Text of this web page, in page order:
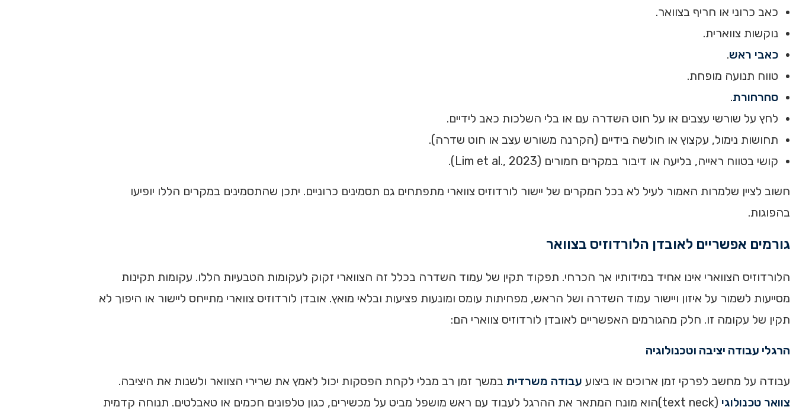
כאב כרוני או חריף בצוואר.
נוקשות צווארית.
כאבי ראש.
טווח תנועה מופחת.
סחרחורת.
לחץ על שורשי עצבים או על חוט השדרה עם או בלי השלכות כאב לידיים.
תחושות נימול, עקצוץ או חולשה בידיים (הקרנה משורש עצב או חוט שדרה).
קושי בטווח ראייה, בליעה או דיבור במקרים חמורים (Lim et al., 2023).
חשוב לציין שלמרות האמור לעיל לא בכל המקרים של יישור לורדוזיס צווארי מתפתחים גם תסמינים כרוניים. יתכן שהתסמינים במקרים הללו יופיעו
בהפוגות.
גורמים אפשריים לאובדן הלורדוזיס בצוואר
הלורדוזיס הצווארי אינו אחיד במידותיו אך הכרחי. תפקוד תקין של עמוד השדרה בכלל זה הצווארי זקוק לעקומות הטבעיות הללו. עקומות תקינות
מסייעות לשמור על איזון ויישור עמוד השדרה ושל הראש, מפחיתות עומס ומונעות פציעות ובלאי מואץ. אובדן לורדוזיס צווארי מתייחס ליישור או היפוך לא
תקין של עקומה זו. חלק מהגורמים האפשריים לאובדן לורדוזיס צווארי הם:
הרגלי עבודה יציבה וטכנולוגיה
עבודה על מחשב לפרקי זמן ארוכים או ביצוע עבודה משרדית במשך זמן רב מבלי לקחת הפסקות יכול לאמץ את שרירי הצוואר ולשנות את היציבה.
צוואר טכנולוגי
(text neck)הוא מונח המתאר את ההרגל לעבוד עם ראש מושפל מביט על מכשירים, כגון טלפונים חכמים או טאבלטים. תנוחה קדמית